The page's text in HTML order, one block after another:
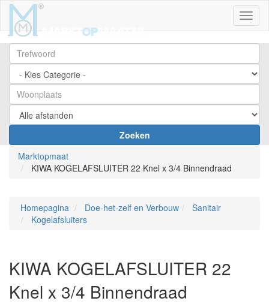
Zoeken
Marktopmaat
KIWA KOGELAFSLUITER 22 Knel x 3/4 Binnendraad
Homepagina Doe-het-zelf en Verbouw
Sanitair
Kogelafsluiters
KIWA KOGELAFSLUITER 22
Knel x 3/4 Binnendraad